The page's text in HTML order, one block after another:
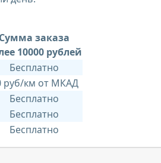
Сумма заказа
10000 рублей
Бесплатно
руб/км от МКАД
Бесплатно
Бесплатно
Бесплатно